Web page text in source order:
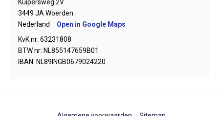
Kuipersweg 2V
3449 JA Woerden
Nederland
Open in Google Maps
KvK nr: 63231808
BTW nr: NL855147659B01
IBAN: NL89INGB0679024220